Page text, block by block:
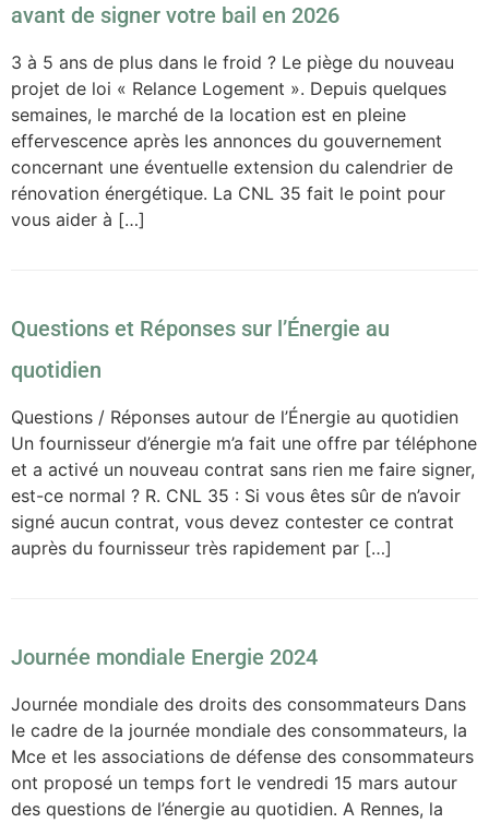
avant de signer votre bail en 2026
3 à 5 ans de plus dans le froid ? Le piège du nouveau
projet de loi « Relance Logement ». Depuis quelques
semaines, le marché de la location est en pleine
effervescence après les annonces du gouvernement
concernant une éventuelle extension du calendrier de
rénovation énergétique. La CNL 35 fait le point pour
vous aider à […]
Questions et Réponses sur l’Énergie au
quotidien
Questions / Réponses autour de l’Énergie au quotidien
Un fournisseur d’énergie m’a fait une offre par téléphone
et a activé un nouveau contrat sans rien me faire signer,
est-ce normal ? R. CNL 35 : Si vous êtes sûr de n’avoir
signé aucun contrat, vous devez contester ce contrat
auprès du fournisseur très rapidement par […]
Journée mondiale Energie 2024
Journée mondiale des droits des consommateurs Dans
le cadre de la journée mondiale des consommateurs, la
Mce et les associations de défense des consommateurs
ont proposé un temps fort le vendredi 15 mars autour
des questions de l’énergie au quotidien. A Rennes, la